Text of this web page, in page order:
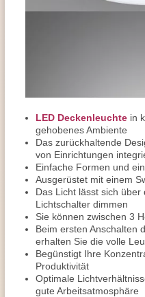
LED Deckenleuchte in
gehobenes Ambiente
Das zurückhaltende
von Einrichtungen
Einfache Formen und
Ausgerüstet mit einem
Das Licht lässt sich über
Lichtschalter dimmen
Sie können zwischen 3
Beim ersten Anschalten
erhalten Sie die volle
Begünstigt Ihre
Produktivität
Optimale
gute Arbeitsatmosphäre